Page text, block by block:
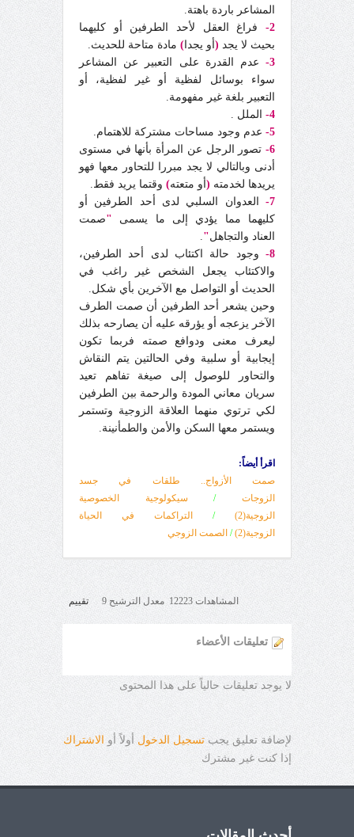
المشاعر باردة باهتة.
2-
فراغ العقل لأحد الطرفين أو كليهما
بحيث لا يجد ( أو يجدا ) مادة متاحة للحديث.
3-
عدم القدرة على التعبير عن المشاعر
سواء بوسائل لفظية أو غير لفظية، أو
التعبير بلغة غير مفهومة.
4-
الملل .
5-
عدم وجود مساحات مشتركة للاهتمام.
6-
تصور الرجل عن المرأة بأنها في مستوى
أدنى وبالتالي لا يجد مبررا للتحاور معها فهو
يريدها لخدمته ( أو متعته) وقتما يريد فقط.
7-
العدوان السلبي لدى أحد الطرفين أو
كليهما مما يؤدي إلى ما يسمى "صمت
العناد والتجاهل"
.
8-
وجود حالة اكتئاب لدى أحد الطرفين،
والاكتئاب يجعل الشخص غير راغب في
الحديث أو التواصل مع الآخرين بأي شكل.
وحين يشعر أحد الطرفين أن صمت الطرف
الآخر يزعجه أو يؤرقه عليه أن يصارحه بذلك
ليعرف معنى ودوافع صمته فربما تكون
إيجابية أو سلبية وفي الحالتين يتم النقاش
والتحاور للوصول إلى صيغة تفاهم تعيد
سريان معاني المودة والرحمة بين الطرفين
لكي ترتوي منهما العلاقة الزوجية وتستمر
ويستمر معها السكن والأمن والطمأنينة.
اقرأ أيضاً:
صمت الأزواج.. طلقات في جسد
الزوجات
/
سيكولوجية الخصوصية
الزوجية(2)
/
التراكمات في الحياة
الزوجية(2)
/ الصمت الزوجي
المشاهدات 12223 معدل الترشيح 9 تقييم
تعليقات الأعضاء
لا يوجد تعليقات حالياً على هذا المحتوى
لإضافة تعليق يجب تسجيل الدخول أولاً أو
الاشتراك
إذا كنت غير مشترك